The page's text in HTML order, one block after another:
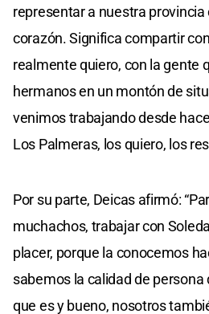
representar a nuestra provincia
corazón. Significa compartir
realmente quiero, con la gente
hermanos en un montón de
venimos trabajando desde
Los Palmeras, los quiero, los
Por su parte, Deicas afirmó:
muchachos, trabajar con
placer, porque la conocemos
sabemos la calidad de persona
que es y bueno, nosotros